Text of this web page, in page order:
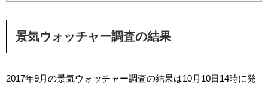
景気ウォッチャー調査の結果
2017年9月の景気ウォッチャー調査の結果は10月10日14時に発